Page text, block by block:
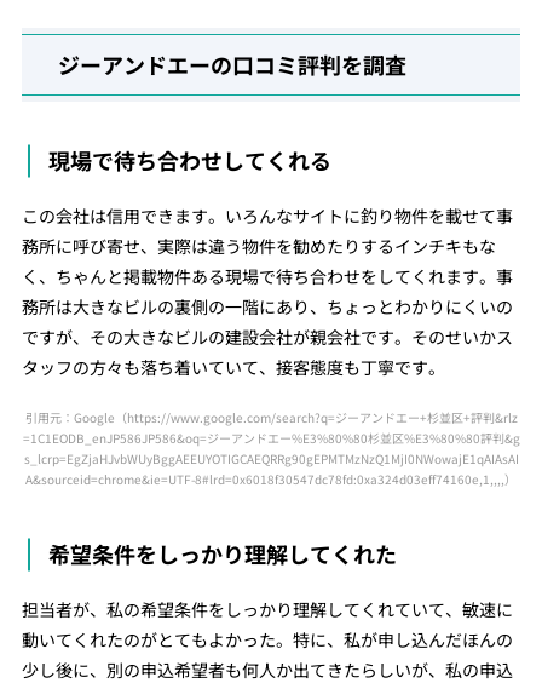
ジーアンドエーの口コミ評判を調査
現場で待ち合わせしてくれる
この会社は信用できます。いろんなサイトに釣り物件を載せて事
務所に呼び寄せ、実際は違う物件を勧めたりするインチキもな
く、ちゃんと掲載物件ある現場で待ち合わせをしてくれます。事
務所は大きなビルの裏側の一階にあり、ちょっとわかりにくいの
ですが、その大きなビルの建設会社が親会社です。そのせいかス
タッフの方々も落ち着いていて、接客態度も丁寧です。
引用元：Google （https://www.google.com/search?q=ジーアンドエー+杉並区+評判&rlz
=1C1EODB_enJP586JP586&oq=ジーアンドエー%E3%80%80杉並区%E3%80%80評判&g
s_lcrp=EgZjaHJvbWUyBggAEEUYOTIGCAEQRRg90gEPMTMzNzQ1MjI0NWowajE1qAIAsAI
A&sourceid=chrome&ie=UTF-8#lrd=0x6018f30547dc78fd:0xa324d03eff74160e,1,,,,）
希望条件をしっかり理解してくれた
担当者が、私の希望条件をしっかり理解してくれていて、敏速に
動いてくれたのがとてもよかった。特に、私が申し込んだほんの
少し後に、別の申込希望者も何人か出てきたらしいが、私の申込